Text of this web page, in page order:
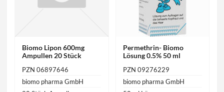
Biomo Lipon 600mg
Ampullen 20 Stück
PZN 06897646
biomo pharma GmbH
Permethrin- Biomo
Lösung 0.5% 50 ml
PZN 09276229
biomo pharma GmbH